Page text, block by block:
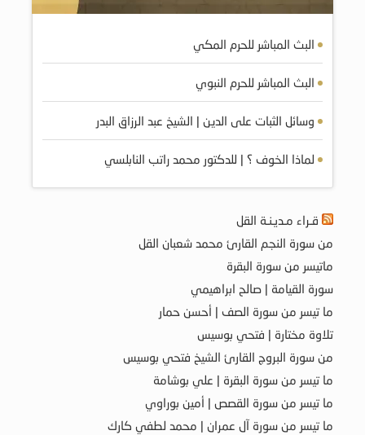
البث المباشر للحرم المكي
البث المباشر للحرم النبوي
وسائل الثبات على الدين | الشيخ عبد الرزاق البدر
لماذا الخوف ؟ | للدكتور محمد راتب النابلسي
قـراء مـديـنـة القل
من سورة النجم القارئ محمد شعبان القل
ماتيسر من سورة البقرة
سورة القيامة | صالح ابراهيمي
ما تيسر من سورة الصف | أحسن حمار
تلاوة مختارة | فتحي بوسيس
من سورة البروج القارئ الشيخ فتحي بوسيس
ما تيسر من سورة البقرة | علي بوشامة
ما تيسر من سورة القصص | أمين بوراوي
ما تيسر من سورة آل عمران | محمد لطفي كارك